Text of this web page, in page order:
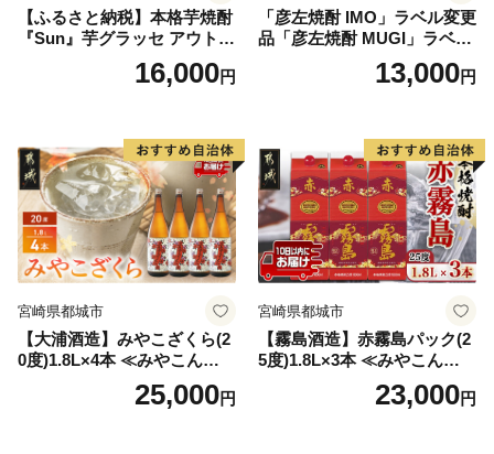
【ふるさと納税】本格芋焼酎
『Sun』芋グラッセ アウトド
ア ソロキャンプ ベランピン
グ 巣ごもり 就労支援16,000円
「彦左焼酎 IMO」ラベル変更
品「彦左焼酎 MUGI」ラベル
変更品 飲み比べ セット 合計
2本 720ml×各1本 25度 焼酎
13,000円
宮崎県都城市
【大浦酒造】みやこざくら(2
0度)1.8L×4本 ≪みやこんじょ
特急便≫_AD-077125,000円
宮崎県都城市
【霧島酒造】赤霧島パック(2
5度)1.8L×3本 ≪みやこんじょ
特急便≫_23-07-K03P-1800-3
23,000円